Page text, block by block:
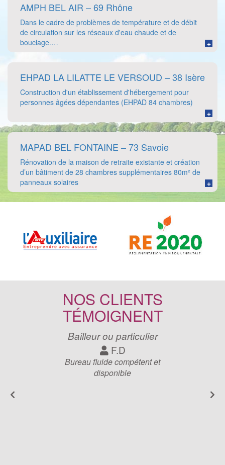
AMPH BEL AIR – 69 Rhône
Dans le cadre de problèmes de température et de débit
de circulation sur les réseaux d'eau chaude et de
bouclage.…
+
EHPAD LA LILATTE LE VERSOUD – 38 Isère
Construction d'un établissement d'hébergement pour
personnes âgées dépendantes (EHPAD 84 chambres)
+
MAPAD BEL FONTAINE – 73 Savoie
Rénovation de la maison de retraite existante et création
d’un bâtiment de 28 chambres supplémentaires 80m² de
panneaux solaires
+
NOS CLIENTS
TÉMOIGNENT
Bailleur ou particulier
F.D
Bureau fluide compétent et
disponible